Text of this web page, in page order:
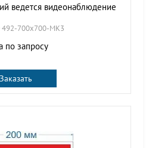
ведется видеонаблюдение
492-700х700-МК3
по запросу
Заказать